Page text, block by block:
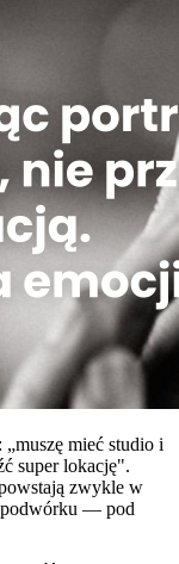
mieć studio i
super lokację".
zwykle w
podwórku — pod